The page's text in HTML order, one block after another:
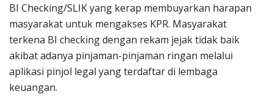
BI Checking/SLIK yang kerap membuyarkan harapan
masyarakat untuk mengakses KPR. Masyarakat
terkena BI checking dengan rekam jejak tidak baik
akibat adanya pinjaman-pinjaman ringan melalui
aplikasi pinjol legal yang terdaftar di lembaga
keuangan.